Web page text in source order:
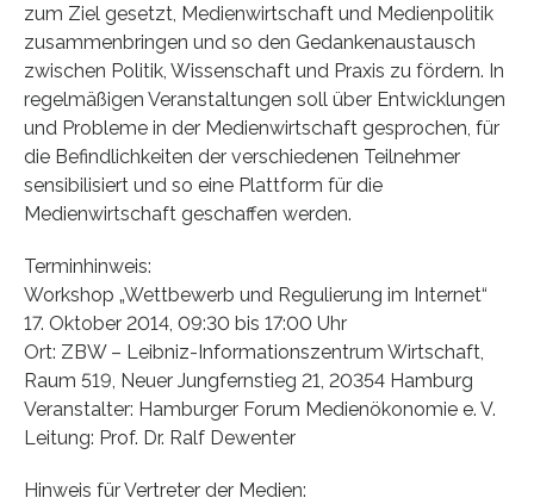
zum Ziel gesetzt, Medienwirtschaft und Medienpolitik
zusammenbringen und so den Gedankenaustausch
zwischen Politik, Wissenschaft und Praxis zu fördern. In
regelmäßigen Veranstaltungen soll über Entwicklungen
und Probleme in der Medienwirtschaft gesprochen, für
die Befindlichkeiten der verschiedenen Teilnehmer
sensibilisiert und so eine Plattform für die
Medienwirtschaft geschaffen werden.
Terminhinweis:
Workshop „Wettbewerb und Regulierung im Internet“
17. Oktober 2014, 09:30 bis 17:00 Uhr
Ort: ZBW – Leibniz-Informationszentrum Wirtschaft,
Raum 519, Neuer Jungfernstieg 21, 20354 Hamburg
Veranstalter: Hamburger Forum Medienökonomie e. V.
Leitung: Prof. Dr. Ralf Dewenter
Hinweis für Vertreter der Medien: